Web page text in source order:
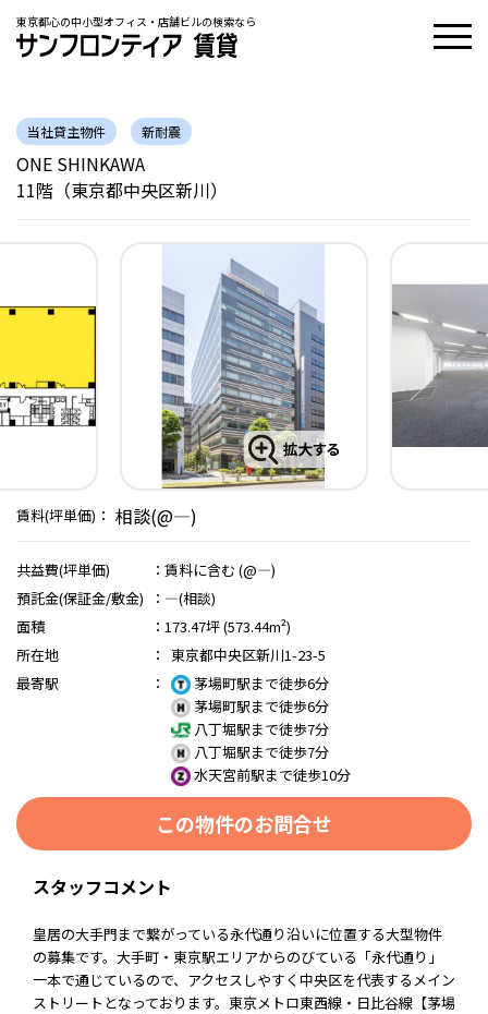
東京都心の中小型オフィス・店舗ビルの検索なら
当社貸主物件 新耐震
ONE SHINKAWA
11階（東京都中央区新川）
賃料(坪単価)： 相談(@―)
共益費(坪単価) ： 賃料に含む (@―)
預託金(保証金/敷金)
： ―(相談)
面積
： 173.47坪 (573.44m²)
所在地
：
東京都中央区新川1-23-5
最寄駅
：
茅場町駅まで徒歩6分
茅場町駅まで徒歩6分
八丁堀駅まで徒歩7分
八丁堀駅まで徒歩7分
水天宮前駅まで徒歩10分
この物件のお問合せ
スタッフコメント
皇居の大手門まで繋がっている永代通り沿いに位置する大型物件
の募集です。大手町・東京駅エリアからのびている「永代通り」
一本で通じているので、アクセスしやすく中央区を代表するメイン
ストリートとなっております。東京メトロ東西線・日比谷線【茅場